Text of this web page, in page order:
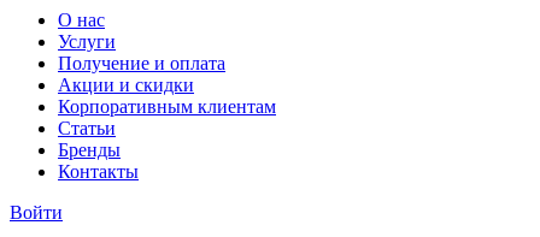
О нас
Услуги
Получение и оплата
Акции и скидки
Корпоративным клиентам
Статьи
Бренды
Контакты
Войти